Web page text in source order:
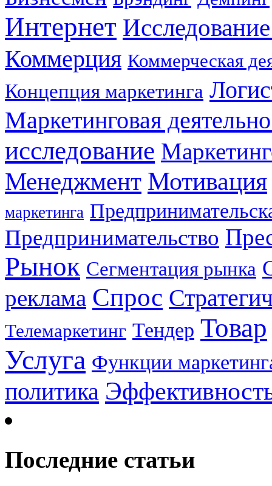
Интернет
Коммерция Коммерческая
Концепция маркетинга
Маркетинговая
исследование
Менеджмент Мотивация
маркетинга
Предпринимательство
Рынок Сегментация рынка
реклама Спрос
Телемаркетинг Тендер Товар
Услуга Функции
политика
Последние статьи